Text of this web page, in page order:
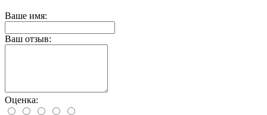
Ваше имя:
Ваш отзыв:
Оценка: